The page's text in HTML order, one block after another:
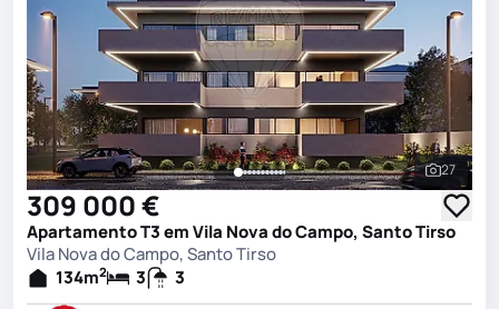
Ver
27
309 000 €
Apartamento T3 em Vila Nova do Campo, Santo Tirso
Vila Nova do Campo, Santo Tirso
134m2 3 3